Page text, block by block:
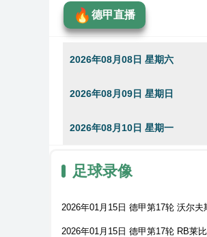
德甲直播
2026年08月08日 星期六
2026年08月09日 星期日
2026年08月10日 星期一
足球录像
2026年01月15日 德甲第17轮 沃尔
2026年01月15日 德甲第17轮 RB莱